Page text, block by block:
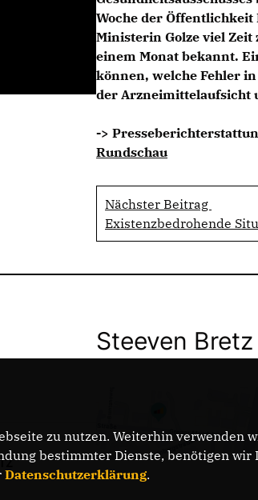
Woche der Öffentlichkeit
Ministerin Golze viel
einem Monat bekannt.
können, welche Fehler
der Arzneimittelaufsicht
->
Rundschau
Nächster Beitrag
Existenzbedrohende
Steeven
zu nutzen. Weiterhin
bestimmter Dienste, benötigen
Datenschutzerklärung.